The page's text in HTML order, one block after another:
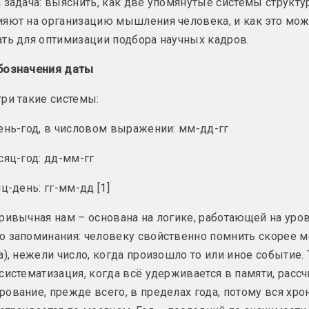
место
инсталляция
Александр Адамов
Безопасность
ребенка
2024, объект
Елена Рабкина
Белорусская
произведение
Выпускной
Каб лёгка
вярталіся
квартал
Илья Падалко
2024, живопись
Алексей Кузьмич
Осеменение
2024, акция
на организацию мышления человека, и как это
для оптимизации подбора научных кадров.
даты
такие системы:
год, в числовом выражении: мм-дд-гг
год: дд-мм-гг
день: гг-мм-дд [1]
нам – основана на логике, работающей на
запоминания: человеку свойственно помнить скорее
нежели число, когда произошло то или иное событие.
когда всё удерживается в памяти,
прежде всего, в пределах года, потому вся